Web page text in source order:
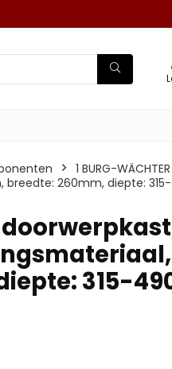
‎1 BURG-
260mm, diepte:
315-